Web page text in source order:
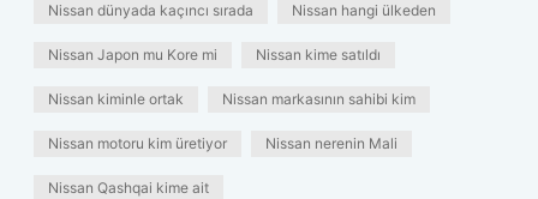
Nissan dünyada kaçıncı sırada Nissan hangi ülkeden
Nissan Japon mu Kore mi Nissan kime satıldı
Nissan kiminle ortak Nissan markasının sahibi kim
Nissan motoru kim üretiyor Nissan nerenin Mali
Nissan Qashqai kime ait